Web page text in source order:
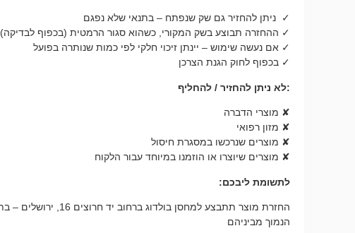
✓ ניתן להחזיר גם שק שנפתח – בתנאי שלא נפגם
✓ ההחזרה תבוצע בשק המקורי, כשהוא סגור הרמטית (בכפוף לבדיקה)
✓ אם נעשה שימוש – יינתן זיכוי חלקי לפי כמות שנותרה בפועל
✓ בכפוף לחוק הגנת הצרכן
:לא ניתן להחזיר / להחליף
✘ מוצרי הדברה
✘ מזון רפואי
✘ מוצרים שנרכשו במסגרת חיסול
✘ מוצרים שיוצרו או הוזמנו במיוחד עבור הלקוח
לתשומת ליבכם:
הנמוך מביניהם